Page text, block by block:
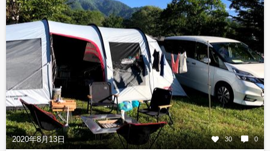
2020年8月13日 30 0